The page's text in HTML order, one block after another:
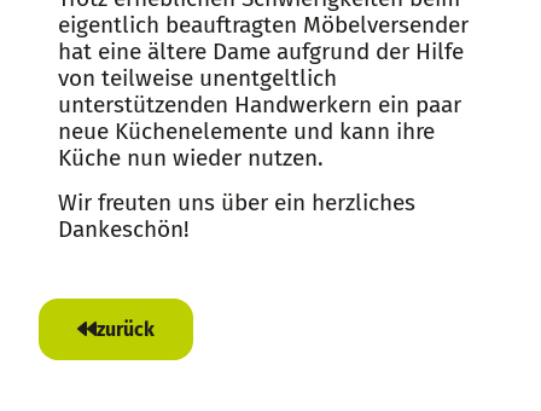
eigentlich beauftragten Möbelversender
hat eine ältere Dame aufgrund der Hilfe
von teilweise unentgeltlich
unterstützenden Handwerkern ein paar
neue Küchenelemente und kann ihre
Küche nun wieder nutzen.
Wir freuten uns über ein herzliches
Dankeschön!
zurück